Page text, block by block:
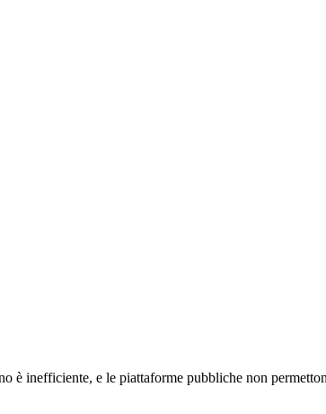
è inefficiente, e le piattaforme pubbliche non